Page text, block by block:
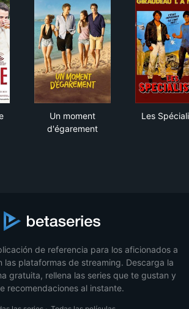
Un moment
d'égarement
Les
de referencia para los aficionados a
las plataformas de streaming. Descarga la
gratuita, rellena las series que te gustan y
recomendaciones al instante.